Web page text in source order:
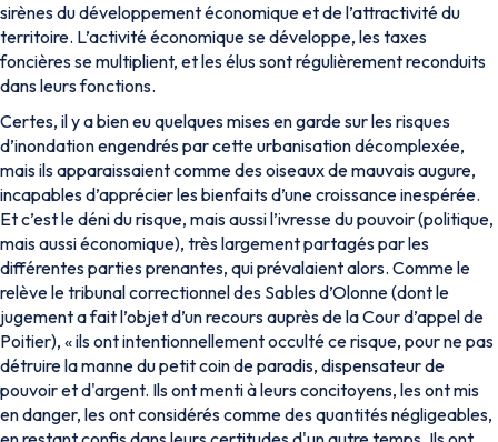
sirènes du développement économique et de l’attractivité du
territoire. L’activité économique se développe, les taxes
foncières se multiplient, et les élus sont régulièrement reconduits
dans leurs fonctions.
Certes, il y a bien eu quelques mises en garde sur les risques
d’inondation engendrés par cette urbanisation décomplexée,
mais ils apparaissaient comme des oiseaux de mauvais augure,
incapables d’apprécier les bienfaits d’une croissance inespérée.
Et c’est le déni du risque, mais aussi l’ivresse du pouvoir (politique,
mais aussi économique), très largement partagés par les
différentes parties prenantes, qui prévalaient alors. Comme le
relève le tribunal correctionnel des Sables d’Olonne (dont le
jugement a fait l’objet d’un recours auprès de la Cour d’appel de
Poitier), « ils ont intentionnellement occulté ce risque, pour ne pas
détruire la manne du petit coin de paradis, dispensateur de
pouvoir et d'argent. Ils ont menti à leurs concitoyens, les ont mis
en danger, les ont considérés comme des quantités négligeables,